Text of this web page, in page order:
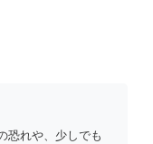
恐れや、少しでも